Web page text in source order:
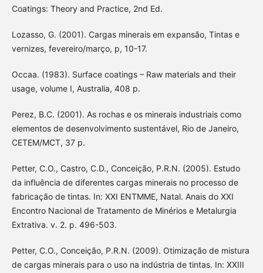
Coatings: Theory and Practice, 2nd Ed.
Lozasso, G. (2001). Cargas minerais em expansão, Tintas e
vernizes, fevereiro/março, p, 10-17.
Occaa. (1983). Surface coatings – Raw materials and their
usage, volume I, Australia, 408 p.
Perez, B.C. (2001). As rochas e os minerais industriais como
elementos de desenvolvimento sustentável, Rio de Janeiro,
CETEM/MCT, 37 p.
Petter, C.O., Castro, C.D., Conceição, P.R.N. (2005). Estudo
da influência de diferentes cargas minerais no processo de
fabricação de tintas. In: XXI ENTMME, Natal. Anais do XXI
Encontro Nacional de Tratamento de Minérios e Metalurgia
Extrativa. v. 2. p. 496-503.
Petter, C.O., Conceição, P.R.N. (2009). Otimização de mistura
de cargas minerais para o uso na indústria de tintas. In: XXIII